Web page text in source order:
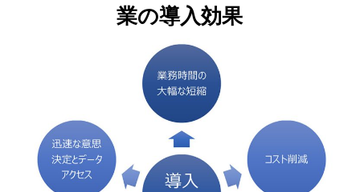
業の導入効果